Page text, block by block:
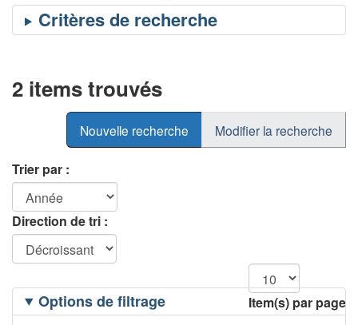
2 items trouvés
Nouvelle recherche Modifier la recherche
Trier par :
Direction de tri :
Item(s) par page
Filtrage
desOptions de filtrage